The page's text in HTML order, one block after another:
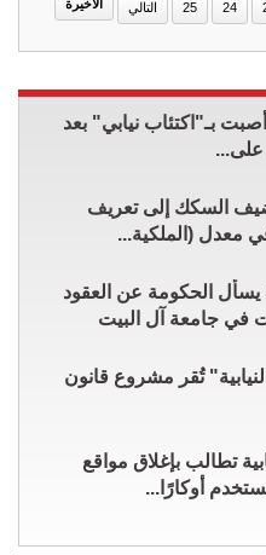
24
25 التالي الاخيرة
بـ"اكتئاب نيابي" بعد
على...
السكك إلى تعريف
معدل (الملكية...
يسأل الحكومة عن العقود
في جامعة آل البيت
تُقر مشروع قانون
تطالب بإغلاق مواقع
أوكارًا...